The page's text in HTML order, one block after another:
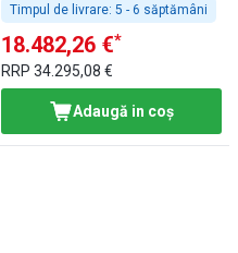
Timpul de livrare: 5 - 6 săptămâni
18.482,26 €*
RRP34.295,08 €
Adaugă in coş